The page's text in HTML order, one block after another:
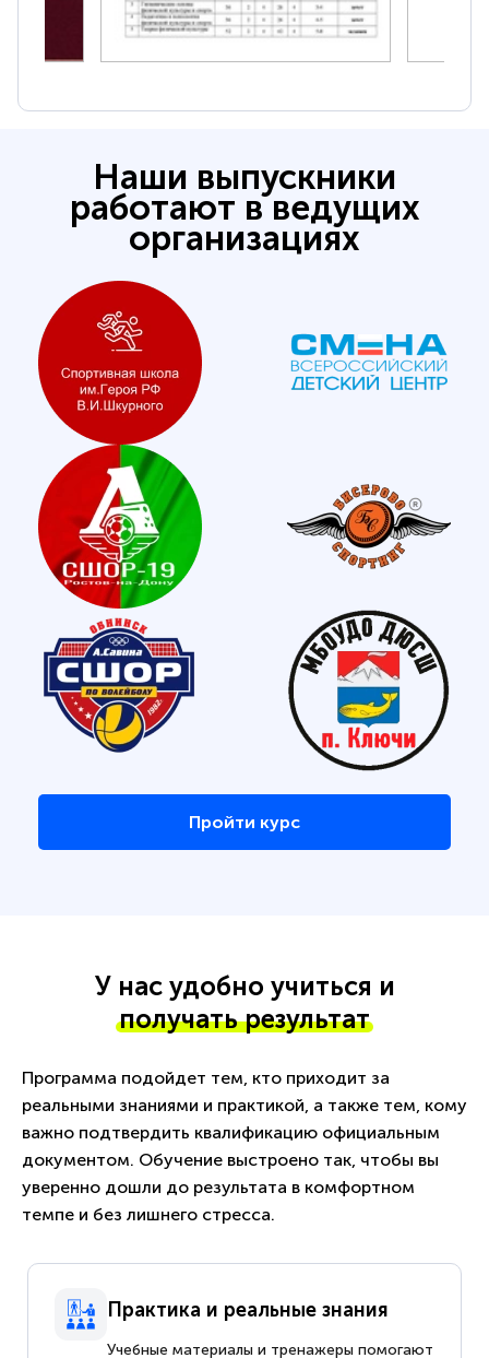
Наши выпускники
работают в ведущих
организациях
Пройти курс
У нас удобно учиться и
получать результат
Программа подойдет тем, кто приходит за
реальными знаниями и практикой, а также тем, кому
важно подтвердить квалификацию официальным
документом. Обучение выстроено так, чтобы вы
уверенно дошли до результата в комфортном
темпе и без лишнего стресса.
Практика и реальные знания
Учебные материалы и тренажеры помогают